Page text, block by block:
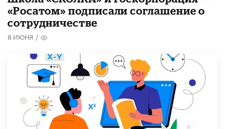
«Росатом» подписали соглашение о
сотрудничестве
8 ИЮНЯ /